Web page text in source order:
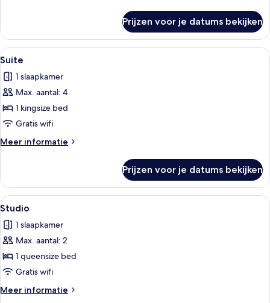
terras
Prijzen voor je datums bekijken
Alle
foto's
voor
Suite
laden
Hotelkamer met een bed, bureau,
4
Suite
1 slaapkamer
Max. aantal: 4
1 kingsize bed
Gratis wifi
Meer informatie
Meer
Prijzen voor je datums bekijken
Alle
foto's
voor
Studio
laden
Een moderne slaapkamer met een
2
Studio
1 slaapkamer
Max. aantal: 2
1 queensize bed
Gratis wifi
Meer informatie
Meer